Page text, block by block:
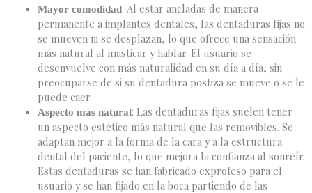
Mayor comodidad: Al estar ancladas de manera
permanente a implantes dentales, las dentaduras fijas no
se mueven ni se desplazan, lo que ofrece una sensación
más natural al masticar y hablar. El usuario se
desenvuelve con más naturalidad en su día a día, sin
preocuparse de si su dentadura postiza se mueve o se le
puede caer.
Aspecto más natural: Las dentaduras fijas suelen tener
un aspecto estético más natural que las removibles. Se
adaptan mejor a la forma de la cara y a la estructura
dental del paciente, lo que mejora la confianza al sonreír.
Estas dentaduras se han fabricado exprofeso para el
usuario y se han fijado en la boca partiendo de las